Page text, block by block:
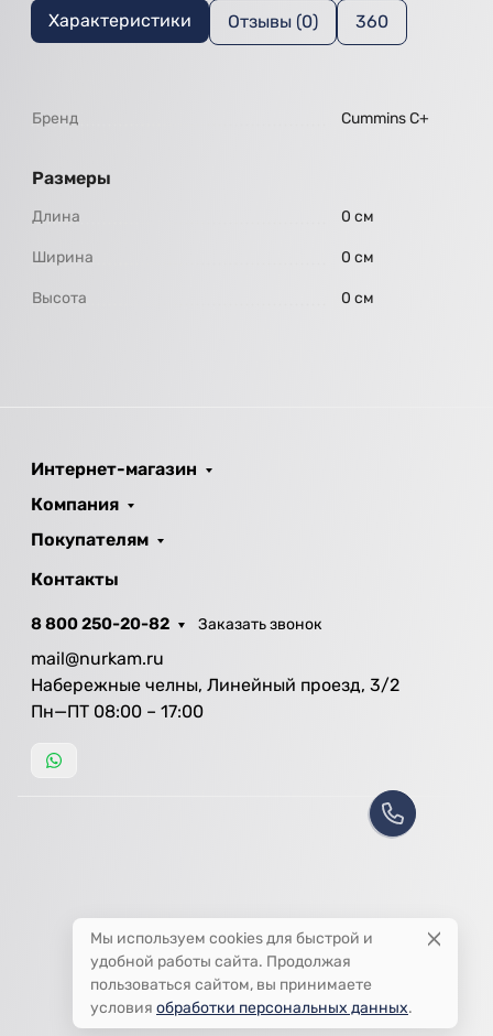
Характеристики Отзывы (0) 360
Бренд Cummins C+
Размеры
Длина 0 см
Ширина 0 см
Высота 0 см
Интернет-магазин
Компания
Покупателям
Контакты
8 800 250-20-82 Заказать звонок
mail@nurkam.ru
Набережные челны, Линейный проезд, 3/2
Пн—ПТ 08:00 – 17:00
Мы используем cookies для быстрой и
удобной работы сайта. Продолжая
пользоваться сайтом, вы принимаете
условия обработки персональных данных.